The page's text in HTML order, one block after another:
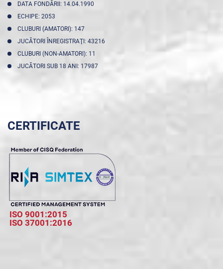
DATA FONDĂRII: 14.04.1990
ECHIPE: 2053
CLUBURI (AMATORI): 147
JUCĂTORI ÎNREGISTRAŢI: 43216
CLUBURI (NON-AMATORI): 11
JUCĂTORI SUB 18 ANI: 17987
CERTIFICATE
ISO 9001:2015
ISO 37001:2016